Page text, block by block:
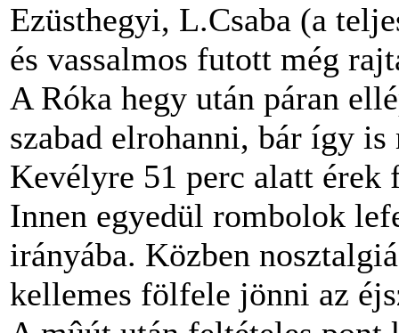
Ezüsthegyi, L.Csaba (a
és vassalmos futott még
A Róka hegy után páran
szabad elrohanni, bár így
Kevélyre 51 perc alatt érek
Innen egyedül rombolok
irányába. Közben
kellemes fölfele jönni az